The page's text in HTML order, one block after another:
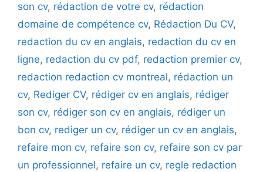
son cv, rédaction de votre cv, rédaction
domaine de compétence cv, Rédaction Du CV,
redaction du cv en anglais, redaction du cv en
ligne, redaction du cv pdf, redaction premier cv,
redaction redaction cv montreal, rédaction un
cv, Rediger CV, rédiger cv en anglais, rédiger
son cv, rédiger son cv en anglais, rédiger un
bon cv, rediger un cv, rédiger un cv en anglais,
refaire mon cv, refaire son cv, refaire son cv par
un professionnel, refaire un cv, regle redaction